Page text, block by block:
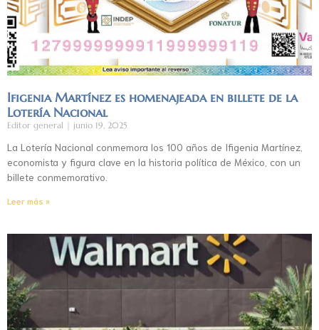
Ifigenia Martínez es homenajeada en billete de la
Lotería Nacional
Editor general junio 19, 2025
La Lotería Nacional conmemora los 100 años de Ifigenia Martínez,
economista y figura clave en la historia política de México, con un
billete conmemorativo.
Leer más »